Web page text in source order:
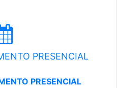
PRESENCIAL
PRESENCIAL